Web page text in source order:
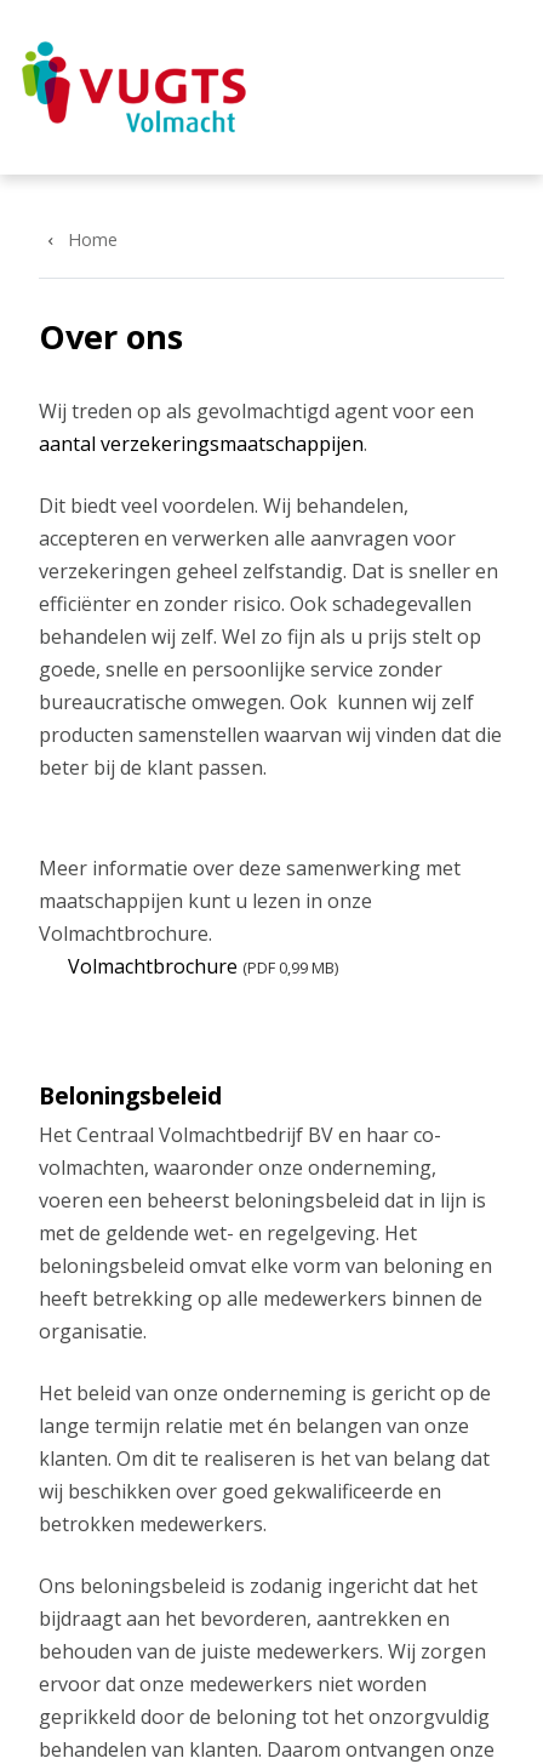
Home
Over ons
Wij treden op als gevolmachtigd agent voor een
aantal verzekeringsmaatschappijen.
Dit biedt veel voordelen. Wij behandelen,
accepteren en verwerken alle aanvragen voor
verzekeringen geheel zelfstandig. Dat is sneller en
efficiënter en zonder risico. Ook schadegevallen
behandelen wij zelf. Wel zo fijn als u prijs stelt op
goede, snelle en persoonlijke service zonder
bureaucratische omwegen. Ook kunnen wij zelf
producten samenstellen waarvan wij vinden dat die
beter bij de klant passen.
Meer informatie over deze samenwerking met
maatschappijen kunt u lezen in onze
Volmachtbrochure.
Volmachtbrochure (PDF 0,99 MB)
Beloningsbeleid
Het Centraal Volmachtbedrijf BV en haar co-
volmachten, waaronder onze onderneming,
voeren een beheerst beloningsbeleid dat in lijn is
met de geldende wet- en regelgeving. Het
beloningsbeleid omvat elke vorm van beloning en
heeft betrekking op alle medewerkers binnen de
organisatie.
Het beleid van onze onderneming is gericht op de
lange termijn relatie met én belangen van onze
klanten. Om dit te realiseren is het van belang dat
wij beschikken over goed gekwalificeerde en
betrokken medewerkers.
Ons beloningsbeleid is zodanig ingericht dat het
bijdraagt aan het bevorderen, aantrekken en
behouden van de juiste medewerkers. Wij zorgen
ervoor dat onze medewerkers niet worden
geprikkeld door de beloning tot het onzorgvuldig
behandelen van klanten. Daarom ontvangen onze